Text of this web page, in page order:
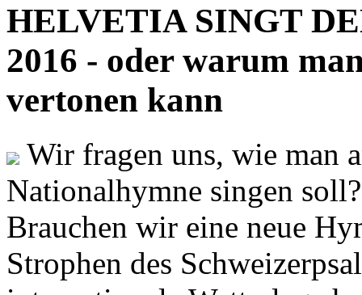
HELVETIA SINGT
2016 - oder warum
vertonen kann
Wir fragen uns, wie man
Nationalhymne singen
Brauchen wir eine neue
Strophen des